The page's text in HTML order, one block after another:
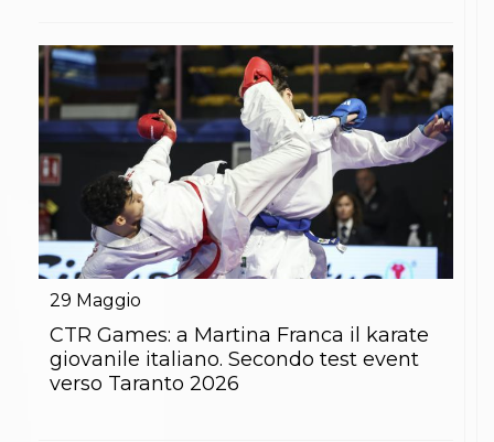
La disciplina
News
Merchandising
Mappa del sito
Cerca
Contatti
News
Cookies Accept
Newsletter
Catalogo formativo
Webinar
Corsi di Specializzazione
Corsi FIJLKAM-FISDIR
Corsi Preparatore Fisico
Edutraining class - Didattica infantile
29 Maggio
CTR Games: a Martina Franca il karate
giovanile italiano. Secondo test event
verso Taranto 2026